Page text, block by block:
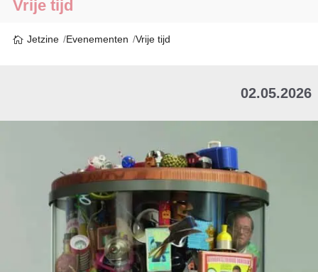
Vrije tijd
Jetzine Evenementen Vrije tijd
02.05.2026